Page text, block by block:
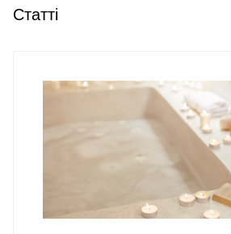
Статті